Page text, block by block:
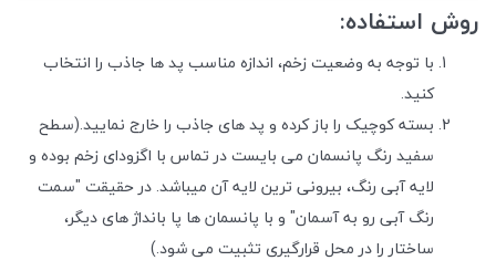
روش استفاده:
با توجه به وضعیت زخم، اندازه مناسب پد ها جاذب را انتخاب
کنید.
بسته کوچیک را باز کرده و پد های جاذب را خارج نمایید.(سطح
سفید رنگ پانسمان می بایست در تماس با اگزودای زخم بوده و
لایه آبی رنگ، بیرونی ترین لایه آن میباشد. در حقیقت "سمت
رنگ آبی رو به آسمان" و با پانسمان ها پا بانداژ های دیگر،
ساختار را در محل قرارگیری تثبیت می شود.)